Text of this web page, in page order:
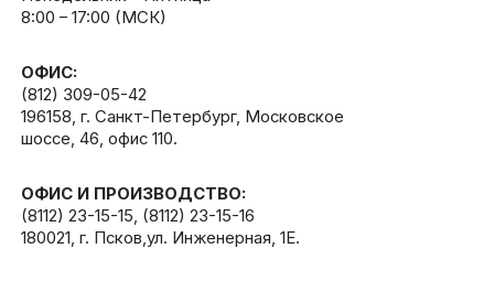
8:00 – 17:00 (МСК)
ОФИС:
(812) 309-05-42
196158, г. Санкт-Петербург, Московское
шоссе, 46, офис 110.
ОФИС И ПРОИЗВОДСТВО:
(8112) 23-15-15, (8112) 23-15-16
180021, г. Псков,ул. Инженерная, 1Е.